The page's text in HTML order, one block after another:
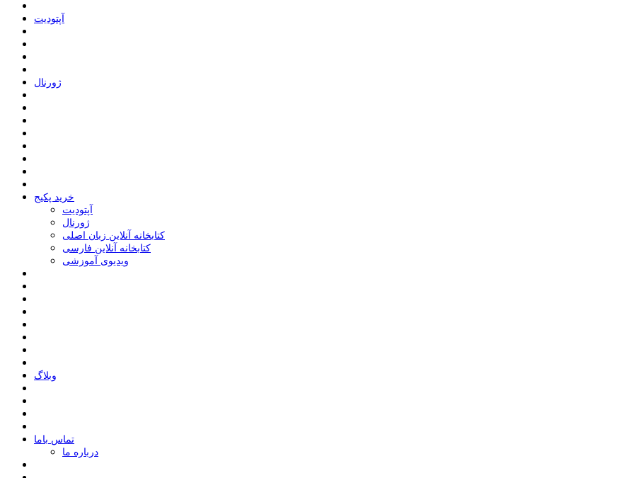
ﺁﭘﺘﻮﺩﯾﺖ
ﮊﻭﺭﻧﺎﻝ
خرید پکیج
ﺁﭘﺘﻮﺩﯾﺖ
ﮊﻭﺭﻧﺎﻝ
کتابخانه آنلاین زبان اصلی
کتابخانه آنلاین فارسی
ویدیوی آموزشی
وبلاگ
ﺗﻤﺎﺱ ﺑﺎﻣﺎ
درباره ما